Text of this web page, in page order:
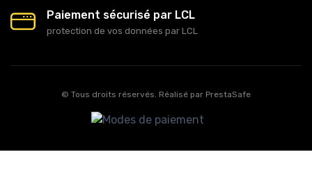
Paiement sécurisé par LCL
protection de vos données par LCL
© Tous droits réservés. Réalisé par PrestaSafe